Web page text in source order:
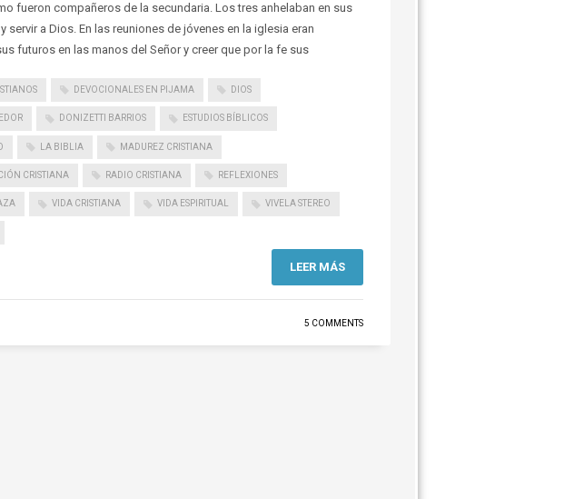
fueron compañeros de la secundaria. Los tres anhelaban en sus
a Dios. En las reuniones de jóvenes en la iglesia eran
futuros en las manos del Señor y creer que por la fe sus
DEVOCIONALES EN PIJAMA DIOS
DONIZETTI BARRIOS ESTUDIOS BÍBLICOS
LA BIBLIA MADUREZ CRISTIANA
CRISTIANA RADIO CRISTIANA REFLEXIONES
VIDA CRISTIANA VIDA ESPIRITUAL VIVELA STEREO
LEER MÁS
5 COMMENTS